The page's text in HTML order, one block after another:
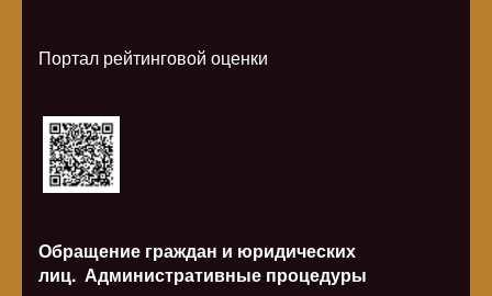
Портал рейтинговой оценки
Обращение граждан и юридических
лиц. Административные процедуры